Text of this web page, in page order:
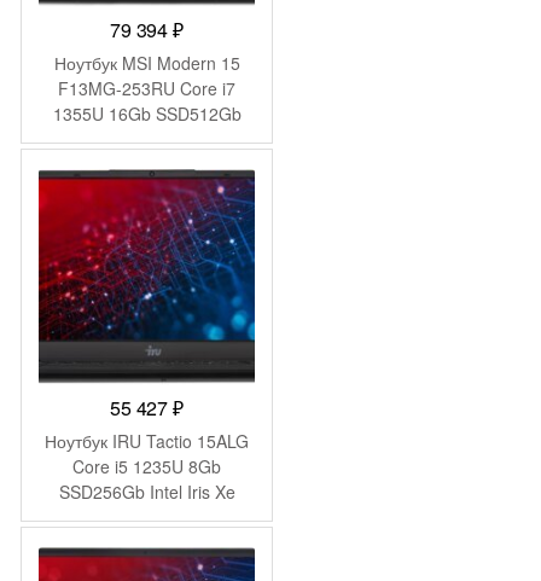
79 394₽
Ноутбук MSI Modern 15
F13MG-253RU Core i7
1355U 16Gb SSD512Gb
Intel Iris Xe graphics 15.6″
IPS FHD (1920×1080)
Windows 11 Pro silver WiFi
BT Cam (9S7-15S122-253)
55 427₽
Ноутбук IRU Tactio 15ALG
Core i5 1235U 8Gb
SSD256Gb Intel Iris Xe
graphics 15.6″ IPS FHD
Windows 11 Pro black WiFi
BT Cam (2044618)